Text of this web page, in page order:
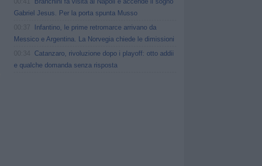
Gabriel Jesus. Per la porta spunta Musso
Infantino, le prime retromarce arrivano da
Messico e Argentina. La Norvegia chiede le dimissioni
Catanzaro, rivoluzione dopo i playoff: otto addii
e qualche domanda senza risposta